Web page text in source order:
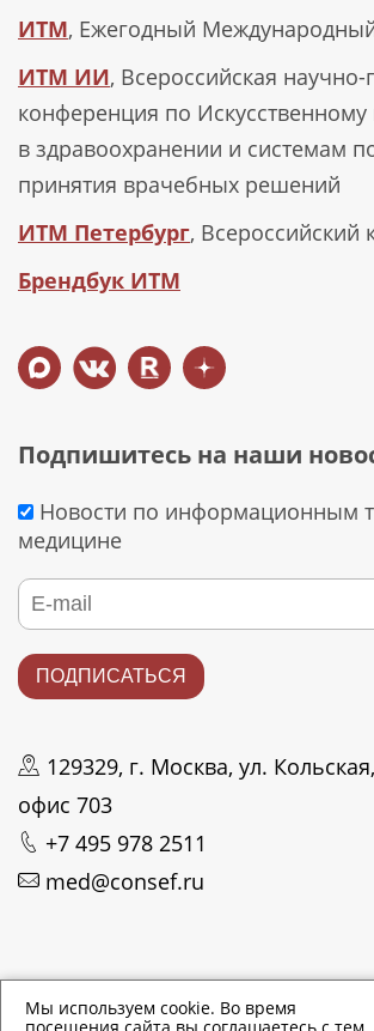
ИТМ, Ежегодный
ИТМ ИИ, Всероссийская научно-
конференция по Искусственному
в здравоохранении и системам
принятия врачебных решений
ИТМ Петербург, Всероссийский
Брендбук ИТМ
Подпишитесь на наши
Новости по информационным
медицине
129329, г. Москва, ул.
офис 703
+7 495 978 2511
med@consef.ru
© 2021—2026 ООО "КОНСЭФ".
Мы используем cookie. Во время